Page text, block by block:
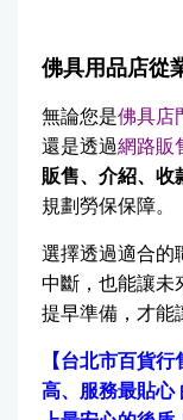
佛具用品店從
無論您是佛具店
還是透過網路販
販售、介紹、收
規劃勞保保障。
選擇透過適合的
中斷，也能讓未
提早準備，才能
【台北市百貨
高、服務最貼心